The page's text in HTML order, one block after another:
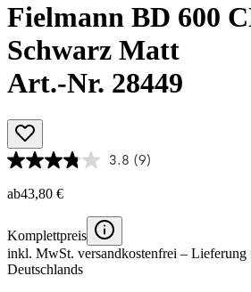
Fielmann BD 600
Schwarz Matt
Art.-Nr. 28449
3.8 (9)
ab43,80 €
Komplettpreis
inkl. MwSt. versandkostenfrei – Lieferung
Deutschlands